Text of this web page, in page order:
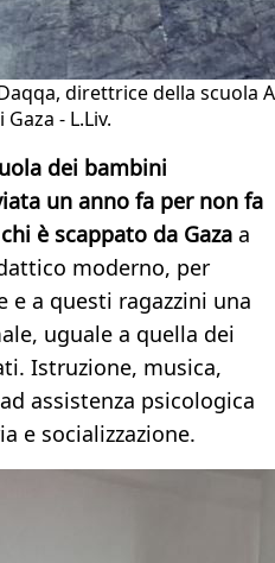
direttrice della scuola
- L.Liv.
dei bambini
un anno fa per non fa
è scappato da Gaza a
moderno, per
e a questi ragazzini una
uguale a quella dei
Istruzione, musica,
assistenza psicologica
e socializzazione.